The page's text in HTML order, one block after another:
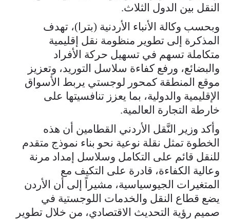
النقل بين الدول الثلاث.
وبحسب وكالة الأنباء الأردنية (بترا)، تهدف
المذكرة إلى تطوير منظومة نقل إقليمية
متكاملة تسهم في تسهيل حركة الأفراد
والبضائع، ورفع كفاءة سلاسل التوريد، وتعزيز
موقع المنطقة كمحور لوجستي يربط الأسواق
الإقليمية والدولية، بما يعزز تنافسيتها على
خارطة التجارة العالمية.
وأكد وزير النَّقل الأردني القطامين أن هذه
الخطوة تمثل نقلة نوعية نحو بناء نموذج متقدم
للنقل قائم على التكامل وسلاسل إمداد مرنة
وعالية الكفاءة، قادرة على التكيف مع
المتغيرات الجيوسياسية، مشيراً إلى أن الأردن
يضع قطاع النقل والخدمات اللوجستية في
صميم رؤية التحديث الاقتصادي، من خلال تطوير